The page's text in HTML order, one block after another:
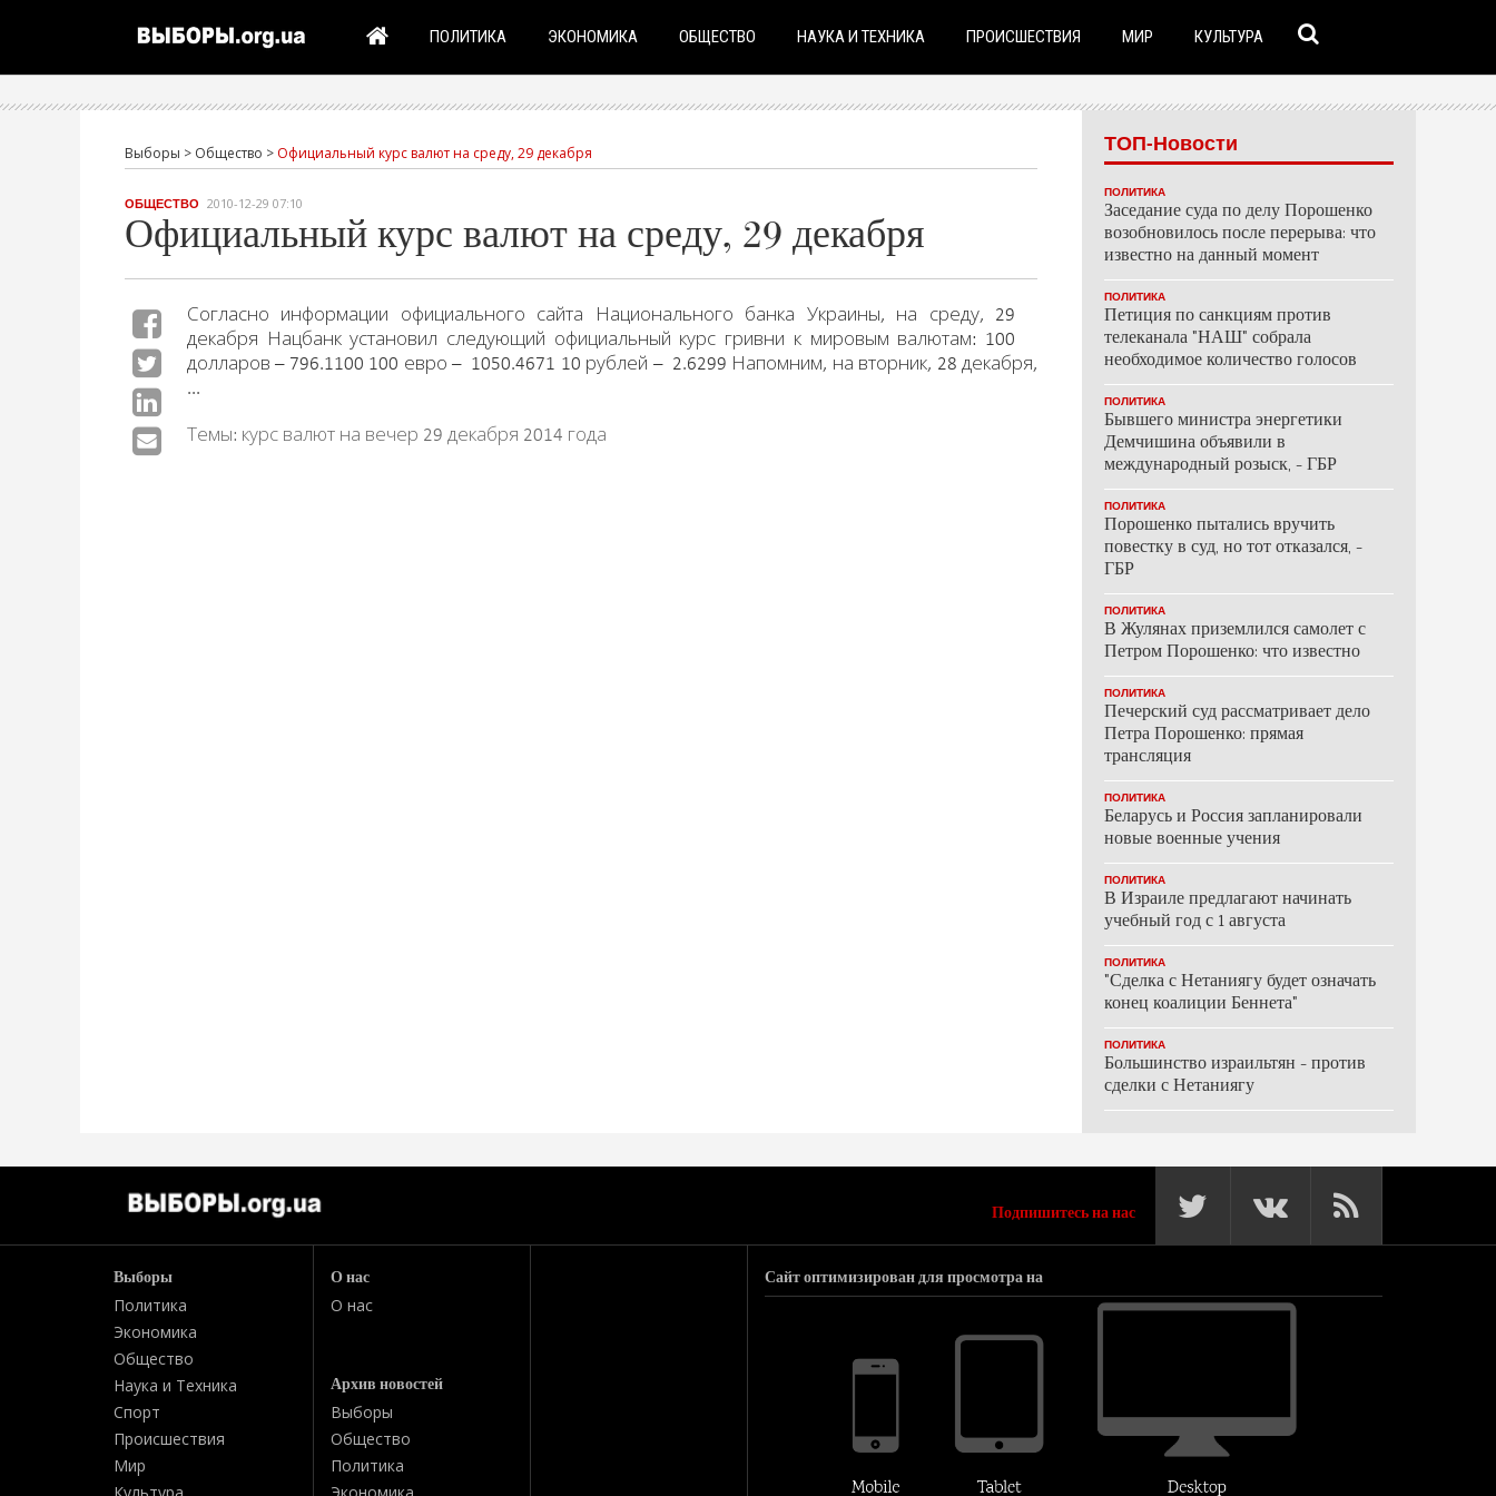
ПОЛИТИКА ЭКОНОМИКА ОБЩЕСТВО НАУКА И ТЕХНИКА ПРОИСШЕСТВИЯ МИР КУЛЬТУРА
Выборы > Общество > Официальный курс валют на среду, 29 декабря
ОБЩЕСТВО 2010-12-29 07:10
Официальный курс валют на среду, 29 декабря
Согласно информации официального сайта Национального банка Украины, на среду, 29
декабря Нацбанк установил следующий официальный курс гривни к мировым валютам: 100
долларов – 796.1100 100 евро – 1050.4671 10 рублей – 2.6299 Напомним, на вторник, 28 декабря,
...
Темы: курс валют на вечер 29 декабря 2014 года
ТОП-Новости
ПОЛИТИКА
Заседание суда по делу Порошенко
возобновилось после перерыва: что
известно на данный момент
ПОЛИТИКА
Петиция по санкциям против
телеканала "НАШ" собрала
необходимое количество голосов
ПОЛИТИКА
Бывшего министра энергетики
Демчишина объявили в
международный розыск, - ГБР
ПОЛИТИКА
Порошенко пытались вручить
повестку в суд, но тот отказался, -
ГБР
ПОЛИТИКА
В Жулянах приземлился самолет с
Петром Порошенко: что известно
ПОЛИТИКА
Печерский суд рассматривает дело
Петра Порошенко: прямая
трансляция
ПОЛИТИКА
Беларусь и Россия запланировали
новые военные учения
ПОЛИТИКА
В Израиле предлагают начинать
учебный год с 1 августа
ПОЛИТИКА
"Сделка с Нетаниягу будет означать
конец коалиции Беннета"
ПОЛИТИКА
Большинство израильтян - против
сделки с Нетаниягу
Подпишитесь на нас
Выборы
Политика
Экономика
Общество
Наука и Техника
Спорт
Происшествия
Мир
О нас
О нас
Архив новостей
Выборы
Общество
Политика
Сайт оптимизирован для просмотра на